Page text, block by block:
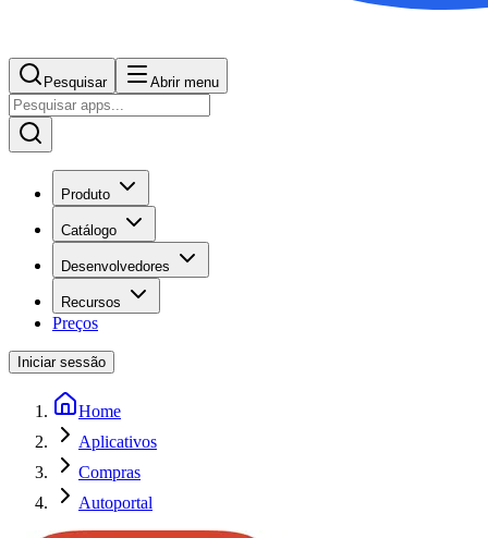
Pesquisar Abrir menu
Produto
Catálogo
Desenvolvedores
Recursos
Preços
Iniciar sessão
Home
Aplicativos
Compras
Autoportal